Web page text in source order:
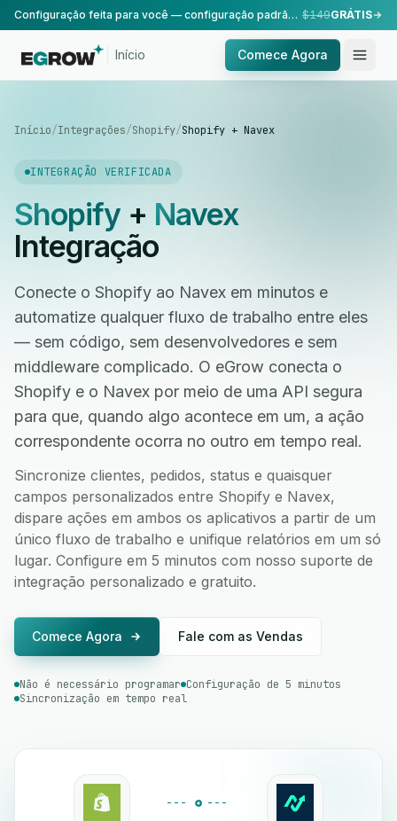
Configuração feita para você — configuração padrão, realizada pela nossa equipe. $149GRÁTIS
Início Comece Agora
Início/Integrações/Shopify/Shopify + Navex
INTEGRAÇÃO VERIFICADA
Shopify+ Navex
Integração
Conecte o Shopify ao Navex em minutos e
automatize qualquer fluxo de trabalho entre eles
— sem código, sem desenvolvedores e sem
middleware complicado. O eGrow conecta o
Shopify e o Navex por meio de uma API segura
para que, quando algo acontece em um, a ação
correspondente ocorra no outro em tempo real.
Sincronize clientes, pedidos, status e quaisquer
campos personalizados entre Shopify e Navex,
dispare ações em ambos os aplicativos a partir de um
único fluxo de trabalho e unifique relatórios em um só
lugar. Configure em 5 minutos com nosso suporte de
integração personalizado e gratuito.
Comece Agora Fale com as Vendas
Não é necessário programar Configuração de 5 minutos
Sincronização em tempo real